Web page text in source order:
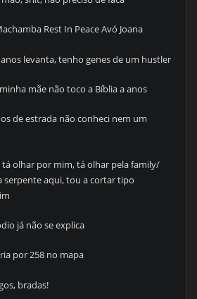
Rest In Peace Avó Joana
levanta, tenho genes de um hustler
mãe não toco a Bíblia a anos
de estrada não conheci nem um
tá olhar por mim, tá olhar pela family/
serpente aqui, tou a cortar tipo
já não se explica
por 258 no mapa
bradas!